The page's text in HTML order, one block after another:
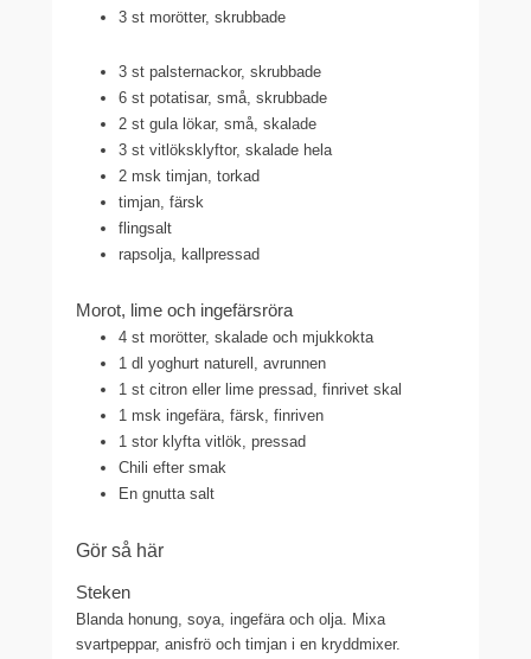
3 st morötter, skrubbade
3 st palsternackor, skrubbade
6 st potatisar, små, skrubbade
2 st gula lökar, små, skalade
3 st vitlöksklyftor, skalade hela
2 msk timjan, torkad
timjan, färsk
flingsalt
rapsolja, kallpressad
Morot, lime och ingefärsröra
4 st morötter, skalade och mjukkokta
1 dl yoghurt naturell, avrunnen
1 st citron eller lime pressad, finrivet skal
1 msk ingefära, färsk, finriven
1 stor klyfta vitlök, pressad
Chili efter smak
En gnutta salt
Gör så här
Steken
Blanda honung, soya, ingefära och olja. Mixa
svartpeppar, anisfrö och timjan i en kryddmixer.